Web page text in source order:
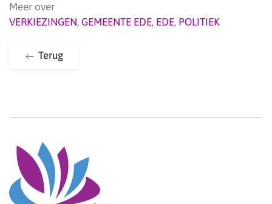
Meer over
VERKIEZINGEN, GEMEENTE EDE, EDE, POLITIEK
Terug